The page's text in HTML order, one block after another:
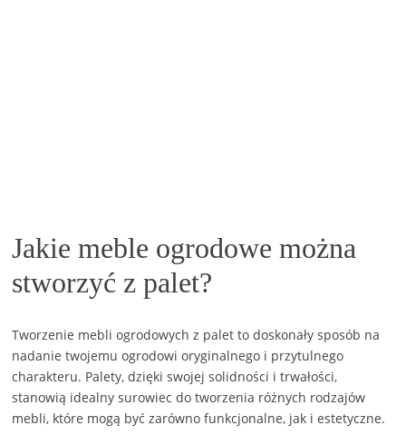
Jakie meble ogrodowe można
stworzyć z palet?
Tworzenie mebli ogrodowych z palet to doskonały sposób na
nadanie twojemu ogrodowi oryginalnego i przytulnego
charakteru. Palety, dzięki swojej solidności i trwałości,
stanowią idealny surowiec do tworzenia różnych rodzajów
mebli, które mogą być zarówno funkcjonalne, jak i estetyczne.